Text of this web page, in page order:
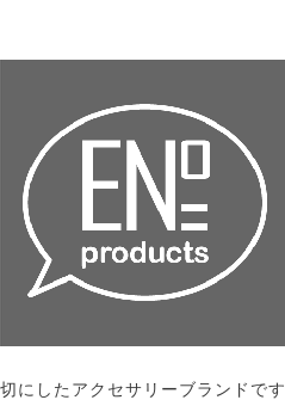
にしたアクセサリーブランドです